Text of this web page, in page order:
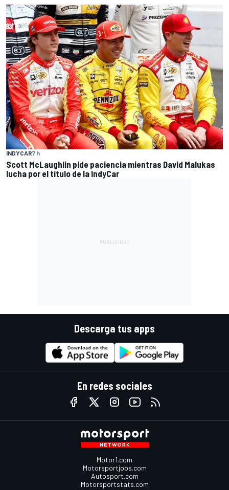
INDYCAR7 h
Scott McLaughlin pide paciencia mientras David Malukas
lucha por el título de la IndyCar
Descarga tus apps
En redes sociales
Motor1.com
Motorsportjobs.com
Autosport.com
Motorsportstats.com